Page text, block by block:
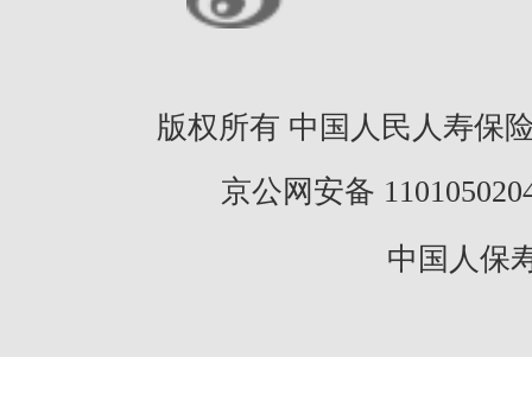
版权所有 中国人民人寿保
京公网安备
中国人保